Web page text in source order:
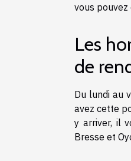
vous
Les
de
Du lundi au
avez cette
y arriver, il
Bresse et